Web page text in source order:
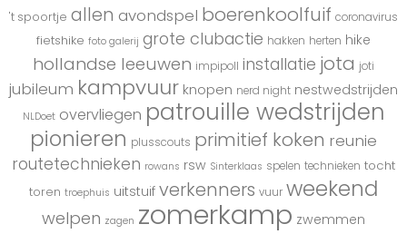
't spoortje allen avondspel boerenkoolfuif coronavirus
fietshike foto galerij grote clubactie hakken herten hike
hollandse leeuwen impipoll installatie jota joti
jubileum kampvuur knopen nerd night nestwedstrijden
NLDoet overvliegen patrouille wedstrijden
pionieren plusscouts primitief koken reunie
routetechnieken rowans rsw Sinterklaas spelen technieken tocht
toren troephuis uitstuif verkenners vuur weekend
welpen zagen zomerkamp zwemmen